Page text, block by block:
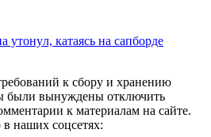
yтoнyл, кaтaяcь нa caпбopдe
к сбору и хранению
были вынуждены отключить
к материалам на сайте.
наших соцсетях: